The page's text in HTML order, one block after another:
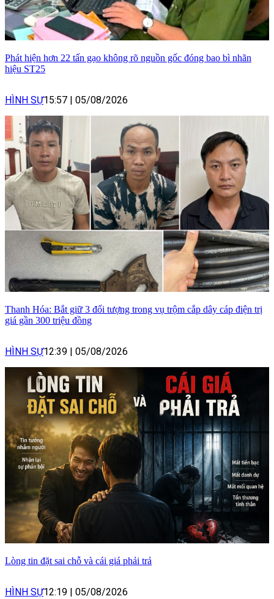
Phát hiện hơn 22 tấn gạo không rõ nguồn gốc đóng bao bì nhãn
hiệu ST25
HÌNH SỰ15:57 05/08/2026
Thanh Hóa: Bắt giữ 3 đối tượng trong vụ trộm cắp dây cáp điện trị
giá gần 300 triệu đồng
HÌNH SỰ12:39 05/08/2026
Lòng tin đặt sai chỗ và cái giá phải trả
HÌNH SỰ12:19 05/08/2026